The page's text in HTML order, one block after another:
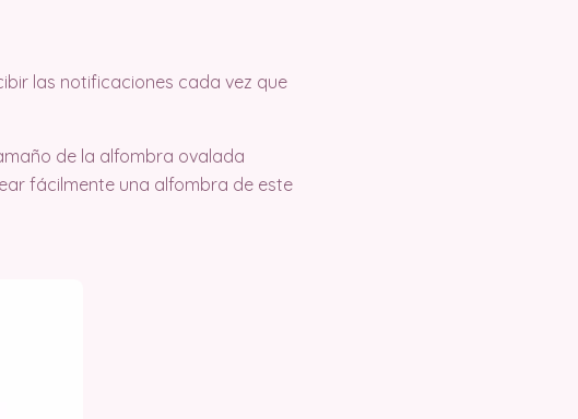
las notificaciones cada vez que
de la alfombra ovalada
fácilmente una alfombra de este